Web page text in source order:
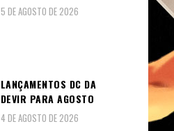
5 DE AGOSTO DE 2026
LANÇAMENTOS DC DA
DEVIR PARA AGOSTO
4 DE AGOSTO DE 2026